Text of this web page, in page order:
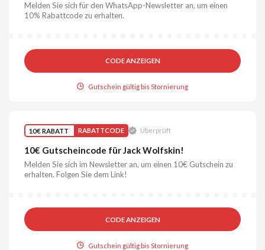
Melden Sie sich für den WhatsApp-Newsletter an, um einen
10% Rabattcode zu erhalten.
CODE ANZEIGEN
Gutschein gültig bis Stornierung
10€ RABATT RABATTCODE Überprüft
10€ Gutscheincode für Jack Wolfskin!
Melden Sie sich im Newsletter an, um einen 10€ Gutschein zu
erhalten. Folgen Sie dem Link!
CODE ANZEIGEN
Gutschein gültig bis Stornierung